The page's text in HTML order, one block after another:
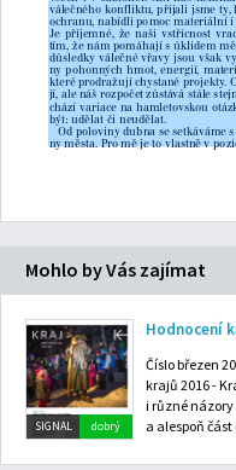
Mohlo by Vás zajímat
SIGNAL dobrý
Číslo březen
krajů 2016 -
i různé
a alespoň